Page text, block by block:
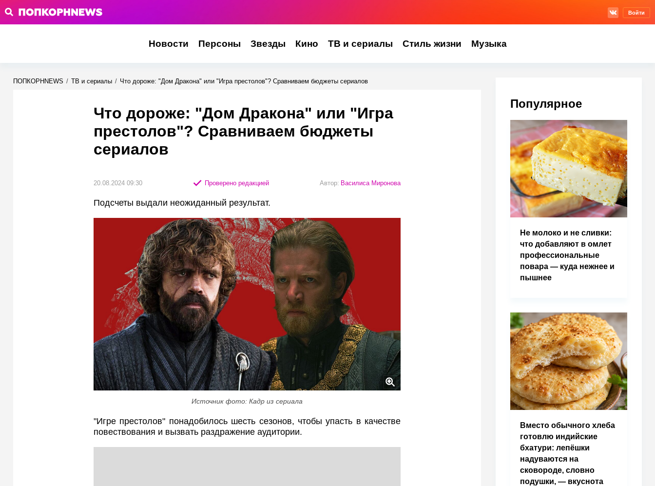
Войти
Новости Персоны Звезды Кино ТВ и сериалы Стиль жизни Музыка
ПОПКОРНNEWS / ТВ и сериалы / Что дороже: "Дом Дракона" или "Игра престолов"? Сравниваем бюджеты сериалов
Что дороже: "Дом Дракона" или "Игра
престолов"? Сравниваем бюджеты
сериалов
20.08.2024 09:30 Проверено редакцией Автор: Василиса Миронова
Подсчеты выдали неожиданный результат.
Источник фото: Кадр из сериала
"Игре престолов" понадобилось шесть сезонов, чтобы упасть в качестве
повествования и вызвать раздражение аудитории.
Популярное
Не молоко и не сливки:
что добавляют в омлет
профессиональные
повара — куда нежнее и
пышнее
Вместо обычного хлеба
готовлю индийские
бхатури: лепёшки
надуваются на
сковороде, словно
подушки, — вкуснота